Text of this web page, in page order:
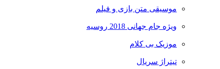
موسیقی متن بازی و فیلم
ویژه جام جهانی 2018 روسیه
موزیک بی کلام
تیتراژ سریال